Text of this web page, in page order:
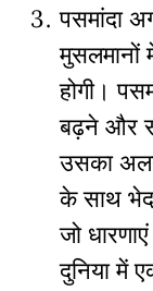
पसमांदा
मुसलमानों
होगी।
बढ़ने और
उसका
के साथ
जो धारणाएं
दुनिया में